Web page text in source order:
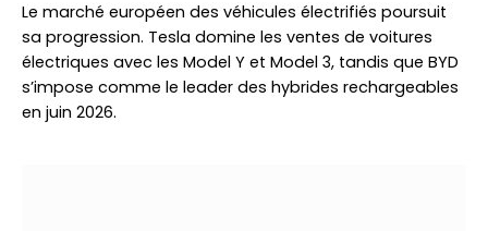
Le marché européen des véhicules électrifiés poursuit
sa progression. Tesla domine les ventes de voitures
électriques avec les Model Y et Model 3, tandis que BYD
s’impose comme le leader des hybrides rechargeables
en juin 2026.